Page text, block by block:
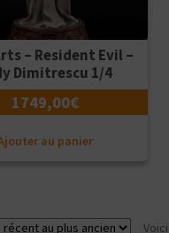
– Resident Evil –
Dimitrescu 1/4
1749,00€
au panier